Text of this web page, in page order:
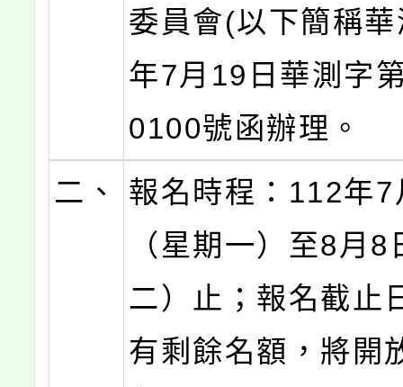
委員會(以下簡稱
年7月19日華測字
0100號函辦理。
二、
報名時程：112年
（星期一）至8月
二）止；報名截止
有剩餘名額，將開